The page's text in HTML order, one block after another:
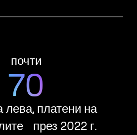
на
с Lifetube моите рисунки
достигнат до напълно нова
осигурят забавление, а аз ще
почти
70
лева, платени на
през 2022 г.